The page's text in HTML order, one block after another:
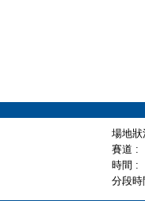
場地
賽道 :
時間 :
分段